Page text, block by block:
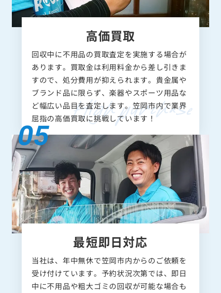
高価買取
回収中に不用品の買取査定を実施する場合が
あります。買取金は利用料金から差し引きま
すので、処分費用が抑えられます。貴金属や
ブランド品に限らず、楽器やスポーツ用品な
ど幅広い品目を査定します。笠岡市内で業界
屈指の高価買取に挑戦しています！
最短即日対応
当社は、年中無休で笠岡市内からのご依頼を
受け付けています。予約状況次第では、即日
中に不用品や粗大ゴミの回収が可能な場合も